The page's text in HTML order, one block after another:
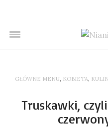
GŁÓWNE MENU, KOBIETA,
Truskawki,